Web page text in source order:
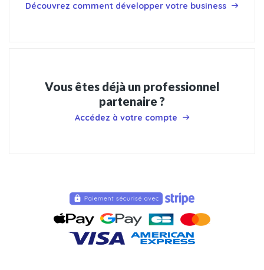
Découvrez comment développer votre business
Vous êtes déjà un professionnel
partenaire ?
Accédez à votre compte